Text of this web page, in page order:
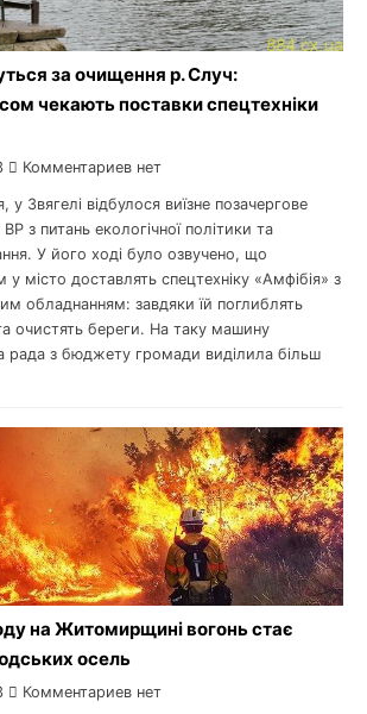
за очищення р. Случ:
чекають поставки спецтехніки
Комментариев нет
Звягелі відбулося виїзне позачергове
ВР з питань екологічної політики та
У його ході було озвучено, що
місто доставлять спецтехніку «Амфібія» з
обладнанням: завдяки їй поглиблять
очистять береги. На таку машину
рада з бюджету громади виділила більш
на Житомирщині вогонь стає
осель
Комментариев нет